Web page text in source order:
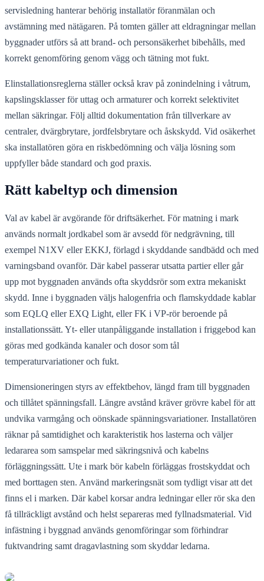
servisledning hanterar behörig installatör föranmälan och
avstämning med nätägaren. På tomten gäller att eldragningar mellan
byggnader utförs så att brand- och personsäkerhet bibehålls, med
korrekt genomföring genom vägg och tätning mot fukt.
Elinstallationsreglerna ställer också krav på zonindelning i våtrum,
kapslingsklasser för uttag och armaturer och korrekt selektivitet
mellan säkringar. Följ alltid dokumentation från tillverkare av
centraler, dvärgbrytare, jordfelsbrytare och åskskydd. Vid osäkerhet
ska installatören göra en riskbedömning och välja lösning som
uppfyller både standard och god praxis.
Rätt kabeltyp och dimension
Val av kabel är avgörande för driftsäkerhet. För matning i mark
används normalt jordkabel som är avsedd för nedgrävning, till
exempel N1XV eller EKKJ, förlagd i skyddande sandbädd och med
varningsband ovanför. Där kabel passerar utsatta partier eller går
upp mot byggnaden används ofta skyddsrör som extra mekaniskt
skydd. Inne i byggnaden väljs halogenfria och flamskyddade kablar
som EQLQ eller EXQ Light, eller FK i VP-rör beroende på
installationssätt. Yt- eller utanpåliggande installation i friggebod kan
göras med godkända kanaler och dosor som tål
temperaturvariationer och fukt.
Dimensioneringen styrs av effektbehov, längd fram till byggnaden
och tillåtet spänningsfall. Längre avstånd kräver grövre kabel för att
undvika varmgång och oönskade spänningsvariationer. Installatören
räknar på samtidighet och karakteristik hos lasterna och väljer
ledararea som samspelar med säkringsnivå och kabelns
förläggningssätt. Ute i mark bör kabeln förläggas frostskyddat och
med borttagen sten. Använd markeringsnät som tydligt visar att det
finns el i marken. Där kabel korsar andra ledningar eller rör ska den
få tillräckligt avstånd och helst separeras med fyllnadsmaterial. Vid
infästning i byggnad används genomföringar som förhindrar
fuktvandring samt dragavlastning som skyddar ledarna.